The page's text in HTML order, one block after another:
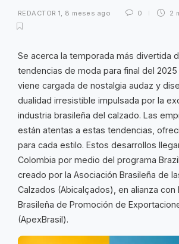
REDACTOR 1, 8 meses ago 0 2
Se acerca la temporada más divertida
tendencias de moda para final del
viene cargada de nostalgia audaz y
dualidad irresistible impulsada por la
industria brasileña del calzado. Las
están atentas a estas tendencias,
para cada estilo. Estos desarrollos
Colombia por medio del programa
creado por la Asociación Brasileña de
Calzados (Abicalçados), en alianza con
Brasileña de Promoción de
(ApexBrasil).